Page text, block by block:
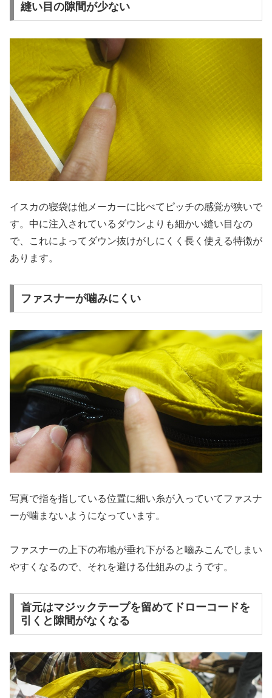
縫い目の隙間が少ない
イスカの寝袋は他メーカーに比べてピッチの感覚が狭いで
す。中に注入されているダウンよりも細かい縫い目なの
で、これによってダウン抜けがしにくく長く使える特徴が
あります。
ファスナーが噛みにくい
写真で指を指している位置に細い糸が入っていてファスナ
ーが噛まないようになっています。
ファスナーの上下の布地が垂れ下がると嚙みこんでしまい
やすくなるので、それを避ける仕組みのようです。
首元はマジックテープを留めてドローコードを
引くと隙間がなくなる